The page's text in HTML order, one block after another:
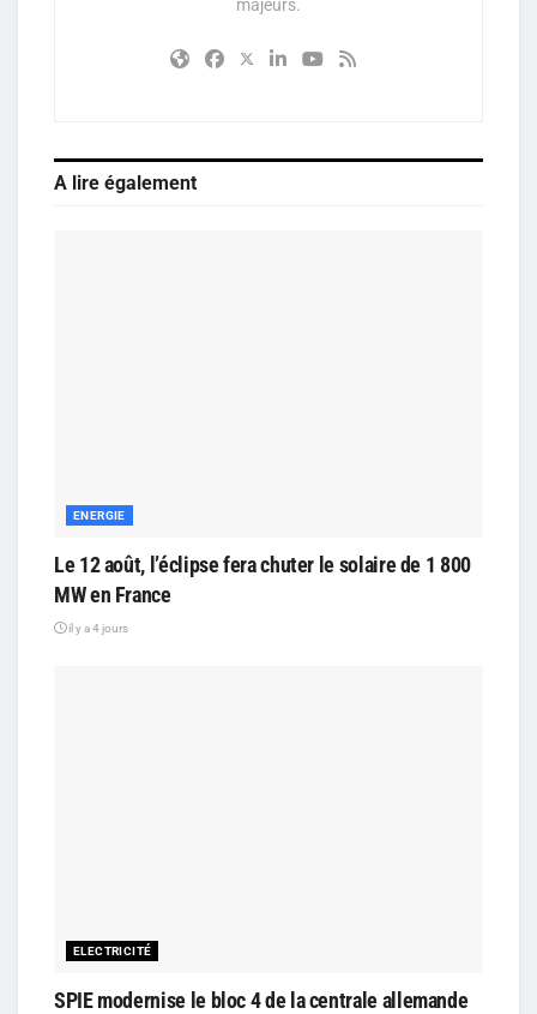
majeurs.
A lire également
ENERGIE
Le 12 août, l’éclipse fera chuter le solaire de 1 800
MW en France
il y a 4 jours
ELECTRICITÉ
SPIE modernise le bloc 4 de la centrale allemande